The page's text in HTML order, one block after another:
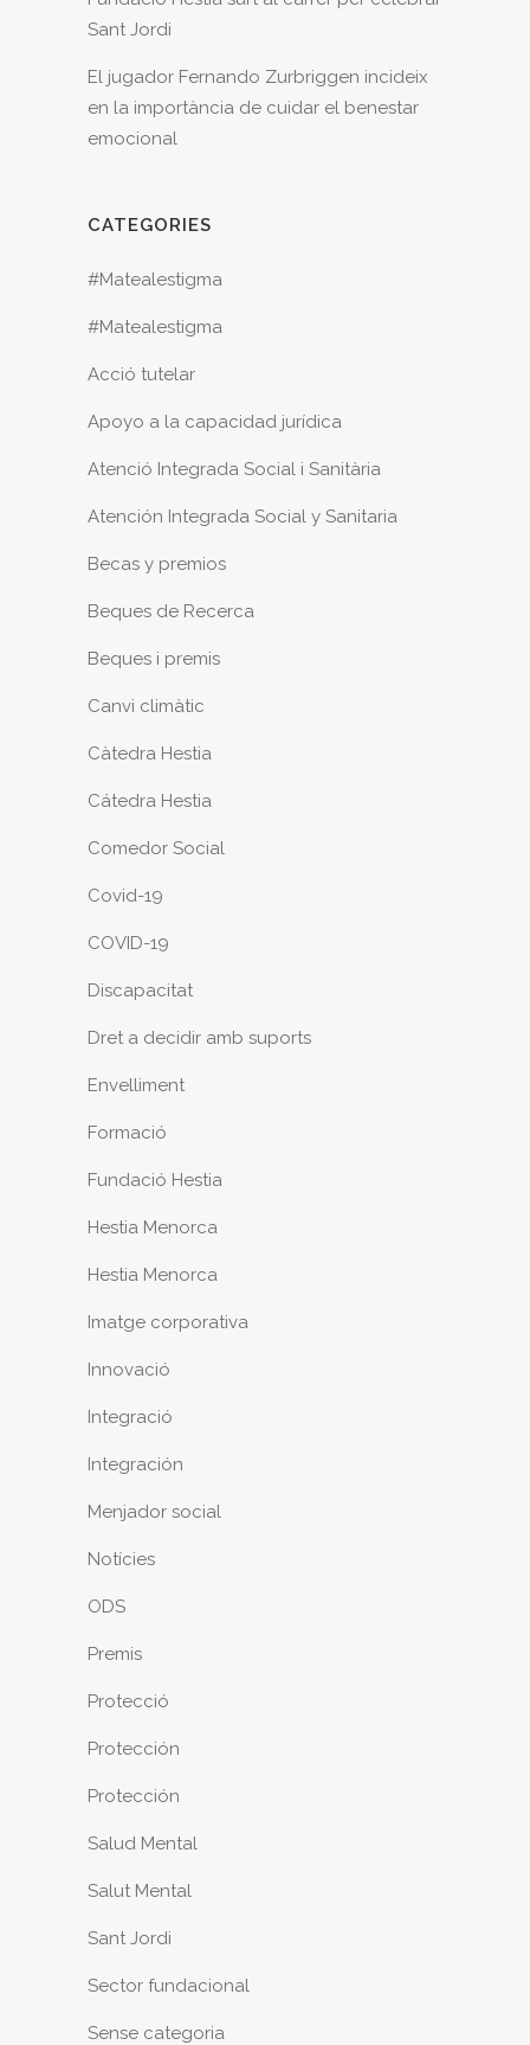
Sant Jordi
El jugador Fernando Zurbriggen incideix
en la importància de cuidar el benestar
emocional
CATEGORIES
#Matealestigma
#Matealestigma
Acció tutelar
Apoyo a la capacidad jurídica
Atenció Integrada Social i Sanitària
Atención Integrada Social y Sanitaria
Becas y premios
Beques de Recerca
Beques i premis
Canvi climàtic
Càtedra Hestia
Cátedra Hestia
Comedor Social
Covid-19
COVID-19
Discapacitat
Dret a decidir amb suports
Envelliment
Formació
Fundació Hestia
Hestia Menorca
Hestia Menorca
Imatge corporativa
Innovació
Integració
Integración
Menjador social
Notícies
ODS
Premis
Protecció
Protección
Protección
Salud Mental
Salut Mental
Sant Jordi
Sector fundacional
Sense categoria